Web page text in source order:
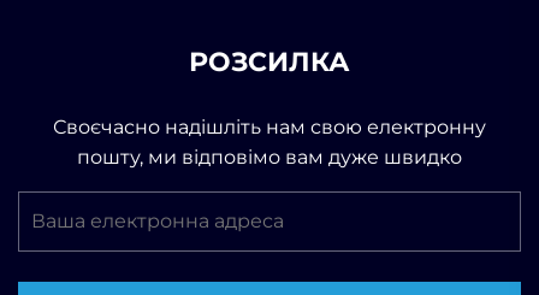
РОЗСИЛКА
Своєчасно надішліть нам свою електронну
пошту, ми відповімо вам дуже швидко